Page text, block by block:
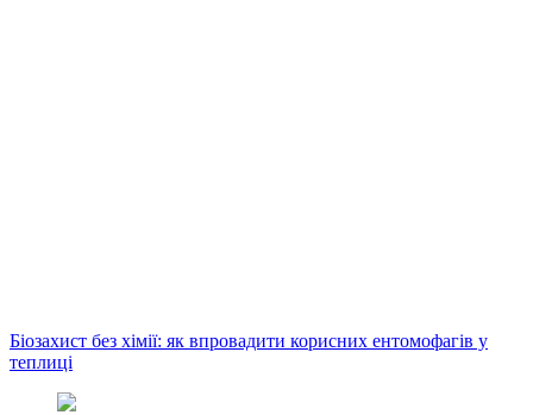
Біозахист без хімії: як впровадити корисних ентомофагів у
теплиці